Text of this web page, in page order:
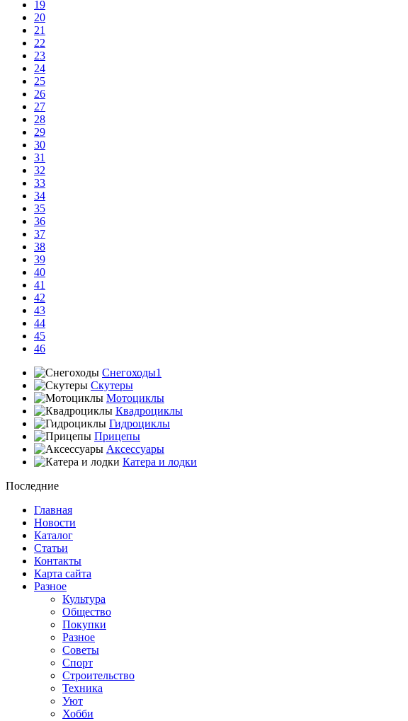
19
20
21
22
23
24
25
26
27
28
29
30
31
32
33
34
35
36
37
38
39
40
41
42
43
44
45
46
Снегоходы1
Скутеры
Мотоциклы
Квадроциклы
Гидроциклы
Прицепы
Аксессуары
Катера и лодки
Последние
Главная
Новости
Каталог
Статьи
Контакты
Карта сайта
Разное
Культура
Общество
Покупки
Разное
Советы
Спорт
Строительство
Техника
Уют
Хобби